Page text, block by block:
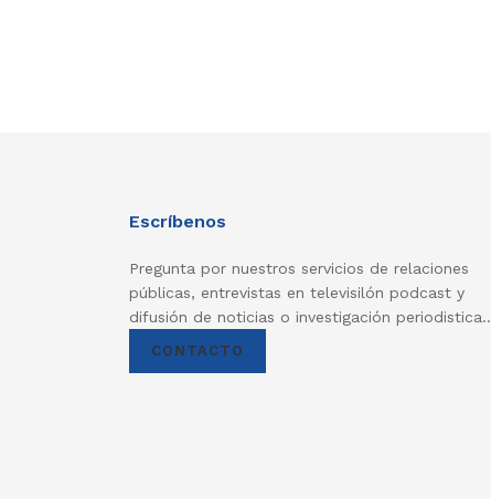
Escríbenos
Pregunta por nuestros servicios de relaciones
públicas, entrevistas en televisilón podcast y
difusión de noticias o investigación periodistica..
CONTACTO